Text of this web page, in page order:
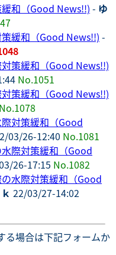
和（Good News!!) - ゆ
緩和（Good News!!) -
策緩和（Good News!!)
No.1051
策緩和（Good News!!)
No.1078
対策緩和（Good
03/26-12:40 No.1081
際対策緩和（Good
26-17:15 No.1082
水際対策緩和（Good
22/03/27-14:02
る場合は下記フォームか